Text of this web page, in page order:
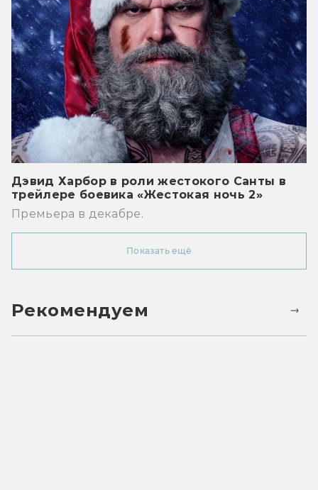
Дэвид Харбор в роли жестокого Санты в
трейлере боевика «Жестокая ночь 2»
Премьера в декабре.
Показать ещё
Рекомендуем